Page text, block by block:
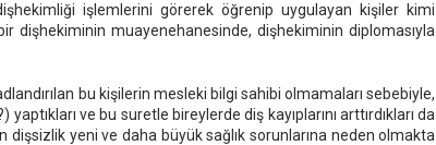
işlemlerini görerek öğrenip uygulayan kişiler kimi
dişhekiminin muayenehanesinde, dişhekiminin diplomasıyla
bu kişilerin mesleki bilgi sahibi olmamaları sebebiyle,
ve bu suretle bireylerde diş kayıplarını arttırdıkları da
dişsizlik yeni ve daha büyük sağlık sorunlarına neden olmakta